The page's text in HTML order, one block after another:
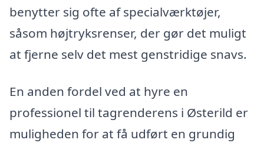
benytter sig ofte af specialværktøjer,
såsom højtryksrenser, der gør det muligt
at fjerne selv det mest genstridige snavs.
En anden fordel ved at hyre en
professionel til tagrenderens i Østerild er
muligheden for at få udført en grundig